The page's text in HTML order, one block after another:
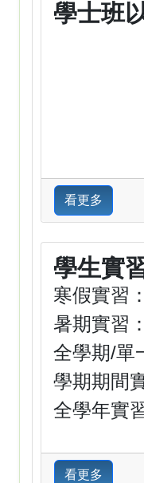
學士班
看更多
學生實
寒假實習
暑期實習
全學期/單
學期期間
全學年實
看更多